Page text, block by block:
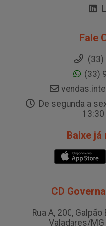
Fale
(33)
(33)
De segunda a
13:30
Baixe já
CD
Rua A, 200,
Valadares/MG